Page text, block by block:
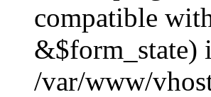
compatible
&$form_state)
/var/www/